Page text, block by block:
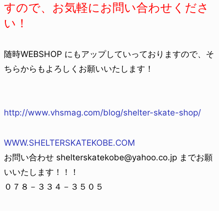
すので、お気軽にお問い合わせくださ
い！
随時WEBSHOP にもアップしていっておりますので、そ
ちらからもよろしくお願いいたします！
http://www.vhsmag.com/blog/shelter-skate-shop/
WWW.SHELTERSKATEKOBE.COM
お問い合わせ shelterskatekobe@yahoo.co.jp までお願
いいたします！！！
０７８－３３４－３５０５